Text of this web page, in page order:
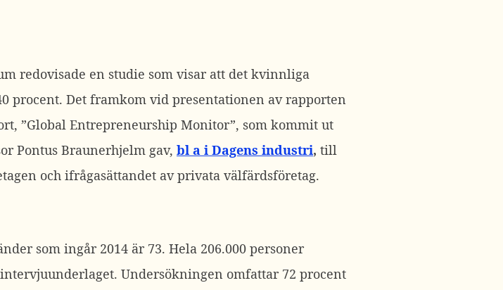
redovisade en studie som visar att det kvinnliga
procent. Det framkom vid presentationen av rapporten
”Global Entrepreneurship Monitor”, som kommit ut
Pontus Braunerhjelm gav, bl a i Dagens industri, till
och ifrågasättandet av privata välfärdsföretag.
som ingår 2014 är 73. Hela 206.000 personer
Undersökningen omfattar 72 procent